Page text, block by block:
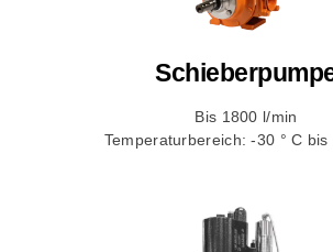
Bis 1800 l/min
Temperaturbereich: -30 ° C bis